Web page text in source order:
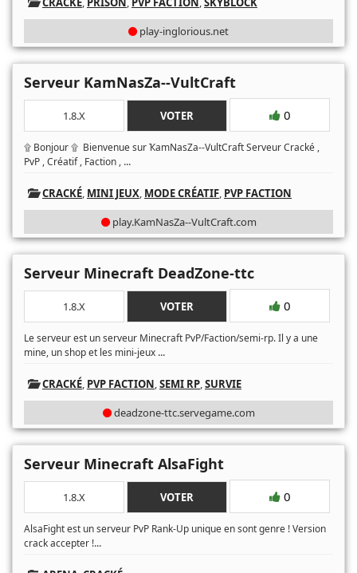
play-inglorious.net
Serveur KamNasZa--VultCraft
1.8.X VOTER 0
۩ Bonjour ۩ Bienvenue sur ҠamNasZa--VultCraft Serveur Cracké ,
PvP , Créatif , Faction , ...
CRACKÉ, MINI JEUX, MODE CRÉATIF, PVP FACTION
play.KamNasZa--VultCraft.com
Serveur Minecraft DeadZone-ttc
1.8.X VOTER 0
Le serveur est un serveur Minecraft PvP/Faction/semi-rp. Il y a une
mine, un shop et les mini-jeux ...
CRACKÉ, PVP FACTION,SEMI RP,SURVIE
deadzone-ttc.servegame.com
Serveur Minecraft AlsaFight
1.8.X VOTER 0
AlsaFight est un serveur PvP Rank-Up unique en sont genre ! Version
crack accepter !...